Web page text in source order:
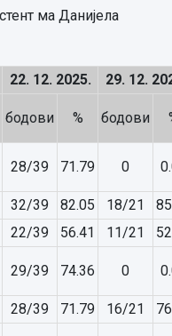
ма Данијела
22. 12. 2025. 29. 12.
бодови % бодови
28/39 71.79 0
32/39 82.05 18/21
22/39 56.41 11/21
29/39 74.36 0
28/39 71.79 16/21